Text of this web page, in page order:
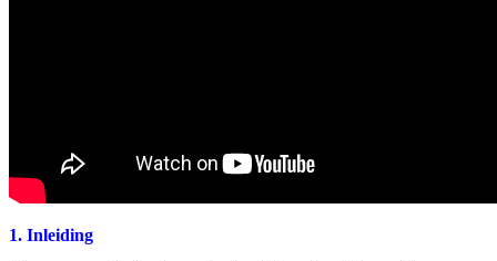
1. Inleiding